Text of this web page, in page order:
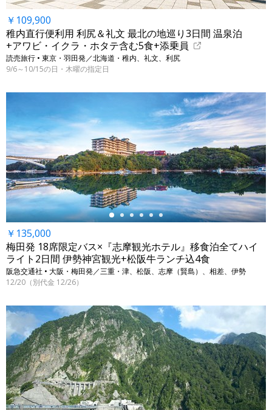
￥109,900
稚内直行便利用 利尻＆礼文 最北の地巡り3日間 温泉泊
+アワビ・イクラ・ホタテ含む5食+添乗員
読売旅行 • 東京・羽田発／北海道・稚内、礼文、利尻
9/6～10/15の日・木曜の指定日
←
￥135,000
梅田発 18席限定バス×『志摩観光ホテル』移食泊全てハイ
ライト2日間 伊勢神宮観光+松阪牛ランチ込4食
阪急交通社 • 大阪・梅田発／三重・津、松阪、志摩（賢島）、相差、伊勢
12/20（別代金 12/26）